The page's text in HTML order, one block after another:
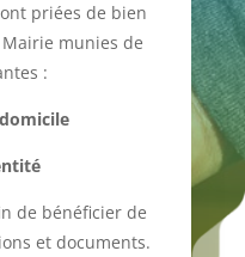
priées de bien
munies de
:
de bénéficier de
et documents.